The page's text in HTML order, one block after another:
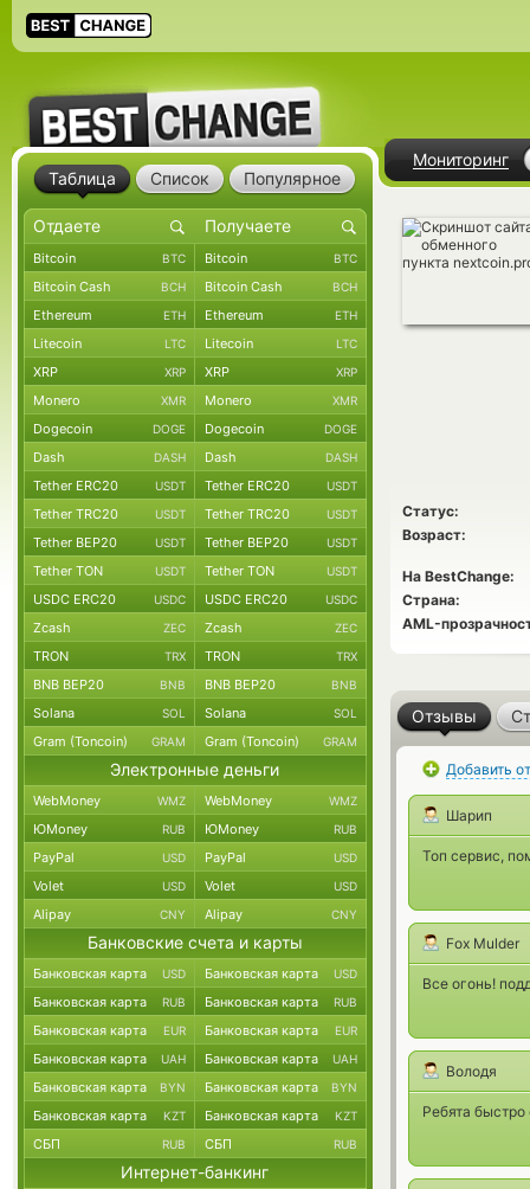
Мониторинг
Статус:
Возраст:
На BestChange:
Страна:
AML-
Отзывы
Добавить
Шарип
Топ сервис,
Fox Mulder
Все огонь!
Володя
Ребята
Таблица Список Популярное
Bitcoin BTC Bitcoin BTC
Bitcoin Cash BCH Bitcoin Cash BCH
Ethereum ETH Ethereum ETH
Litecoin LTC Litecoin LTC
XRP XRP XRP XRP
Monero XMR Monero XMR
Dogecoin DOGE Dogecoin DOGE
Dash DASH Dash DASH
Tether ERC20 USDT Tether ERC20 USDT
Tether TRC20 USDT Tether TRC20 USDT
Tether BEP20 USDT Tether BEP20 USDT
Tether TON USDT Tether TON USDT
USDC ERC20 USDC USDC ERC20 USDC
Zcash ZEC Zcash ZEC
TRON TRX TRON TRX
BNB BEP20 BNB BNB BEP20 BNB
Solana SOL Solana SOL
Gram (Toncoin) GRAM Gram (Toncoin) GRAM
Электронные деньги
WebMoney WMZ WebMoney WMZ
ЮMoney RUB ЮMoney RUB
PayPal USD PayPal USD
Volet USD Volet USD
Alipay CNY Alipay CNY
Банковские счета и карты
Банковская карта USD Банковская карта USD
Банковская карта RUB Банковская карта RUB
Банковская карта EUR Банковская карта EUR
Банковская карта UAH Банковская карта UAH
Банковская карта BYN Банковская карта BYN
Банковская карта KZT Банковская карта KZT
СБП RUB СБП RUB
Интернет-банкинг